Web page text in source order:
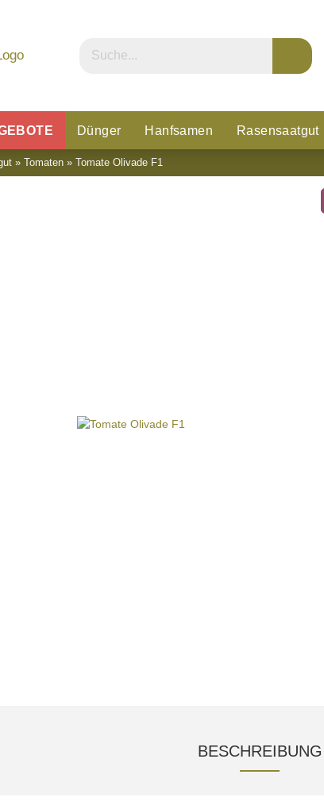
Dünger Hanfsamen Rasensaatgut
Blumenwiesen Glücksklee
» Tomaten » Tomate Olivade F1
BESCHREIBUNG